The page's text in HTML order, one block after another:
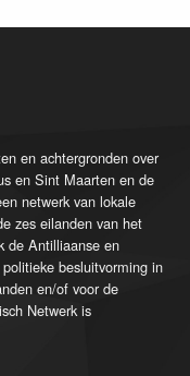
en achtergronden over
en Sint Maarten en de
netwerk van lokale
zes eilanden van het
de Antilliaanse en
besluitvorming in
en/of voor de
Netwerk is